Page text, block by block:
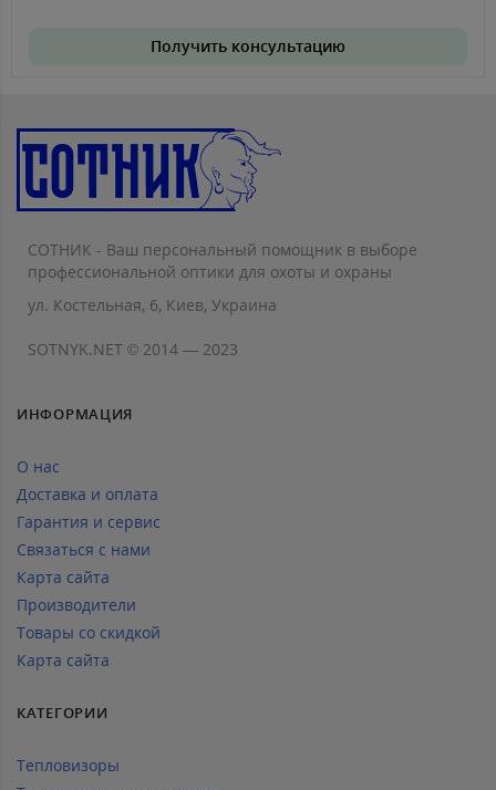
Получить консультацию
СОТНИК - Ваш персональный помощник в выборе
профессиональной оптики для охоты и охраны
ул. Костельная, 6, Киев, Украина
SOTNYK.NET © 2014 — 2023
ИНФОРМАЦИЯ
О нас
Доставка и оплата
Гарантия и сервис
Связаться с нами
Карта сайта
Производители
Товары со скидкой
Карта сайта
КАТЕГОРИИ
Тепловизоры